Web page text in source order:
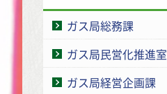
ガス局総務課
ガス局民営化推進室
ガス局経営企画課